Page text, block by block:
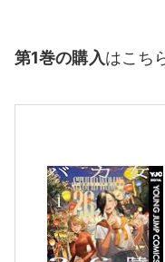
第1巻の購入はこち